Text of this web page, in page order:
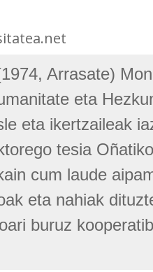
Arrasate)
eta
eta ikertzaileak
tesia
cum laude
eta nahiak
buruz